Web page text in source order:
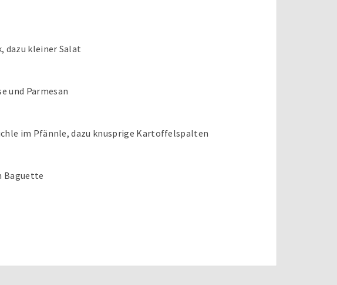
kleiner Salat
und Parmesan
im Pfännle, dazu knusprige Kartoffelspalten
Baguette